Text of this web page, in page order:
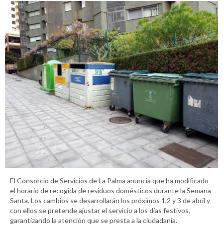
El Consorcio de Servicios de La Palma anuncia que ha modificado
el horario de recogida de residuos domésticos durante la Semana
Santa. Los cambios se desarrollarán los próximos 1,2 y 3 de abril y
con ellos se pretende ajustar el servicio a los días festivos,
garantizando la atención que se presta a la ciudadanía.